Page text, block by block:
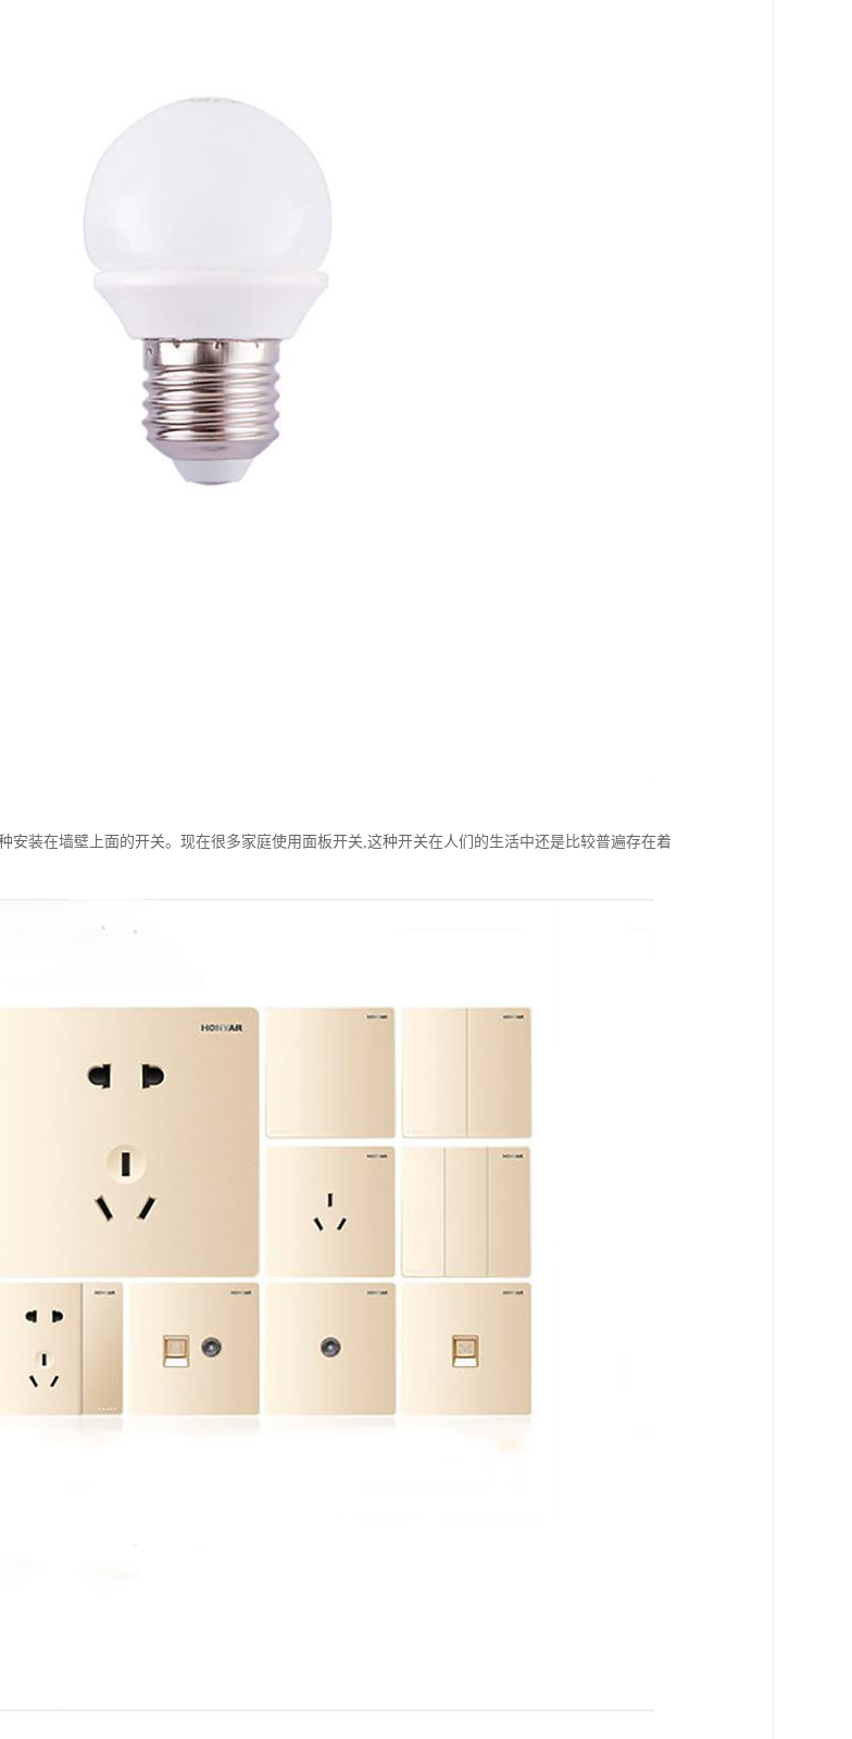
安装在墙壁上面的开关。现在很多家庭使用面板开关,这种开关在人们的生活中还是比较普遍存在着